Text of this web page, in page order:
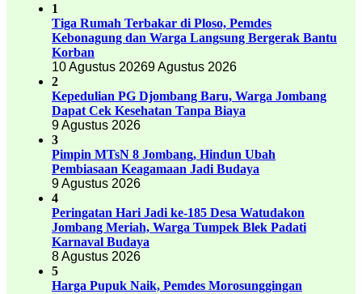
1
Tiga Rumah Terbakar di Ploso, Pemdes
Kebonagung dan Warga Langsung Bergerak Bantu
Korban
10 Agustus 20269 Agustus 2026
2
Kepedulian PG Djombang Baru, Warga Jombang
Dapat Cek Kesehatan Tanpa Biaya
9 Agustus 2026
3
Pimpin MTsN 8 Jombang, Hindun Ubah
Pembiasaan Keagamaan Jadi Budaya
9 Agustus 2026
4
Peringatan Hari Jadi ke-185 Desa Watudakon
Jombang Meriah, Warga Tumpek Blek Padati
Karnaval Budaya
8 Agustus 2026
5
Harga Pupuk Naik, Pemdes Morosunggingan